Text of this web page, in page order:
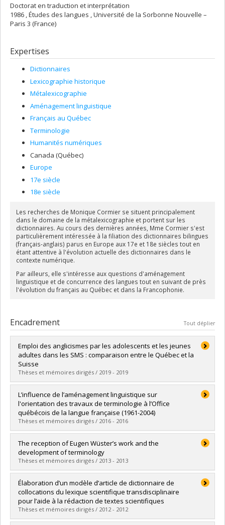
Doctorat en traduction et interprétation
1986 , Études des langues , Université de la Sorbonne Nouvelle –
Paris 3 (France)
Expertises
Dictionnaires
Lexicographie historique
Métalexicographie
Aménagement linguistique
Français au Québec
Terminologie
Humanités numériques
Canada (Québec)
Europe
17e siècle
18e siècle
Les recherches de Monique Cormier se situent principalement
dans le domaine de la métalexicographie et portent sur les
dictionnaires. Au cours des dernières années, Mme Cormier s'est
particulièrement intéressée à la filiation des dictionnaires bilingues
(français-anglais) parus en Europe aux 17e et 18e siècles tout en
étant attentive à l'évolution actuelle des dictionnaires dans le
contexte numérique.
Par ailleurs, elle s'intéresse aux questions d'aménagement
linguistique et de concurrence des langues tout en suivant de près
l'évolution du français au Québec et dans la Francophonie.
Encadrement Tout déplier
Emploi des anglicismes par les adolescents et les jeunes
adultes dans les SMS : comparaison entre le Québec et la
Suisse
Thèses et mémoires dirigés / 2019 - 2019
Diplômé(e) :Forest, Carolyne
Cycle :Maîtrise
Diplôme obtenu :M.A.
Lien vers le document dans Papyrus
L’influence de l’aménagement linguistique sur
l'orientation des travaux de terminologie à l’Office
québécois de la langue française (1961-2004)
Thèses et mémoires dirigés / 2016 - 2016
Diplômé(e) :Poisson, Carole
Cycle :Doctorat
Diplôme obtenu :Ph. D.
Lien vers le document dans Papyrus
The reception of Eugen Wüster’s work and the
development of terminology
Thèses et mémoires dirigés / 2013 - 2013
Diplômé(e) :Campo, Ángela
Cycle :Doctorat
Diplôme obtenu :Ph. D.
Lien vers le document dans Papyrus
Élaboration d’un modèle d’article de dictionnaire de
collocations du lexique scientifique transdisciplinaire
pour l’aide à la rédaction de textes scientifiques
Thèses et mémoires dirigés / 2012 - 2012